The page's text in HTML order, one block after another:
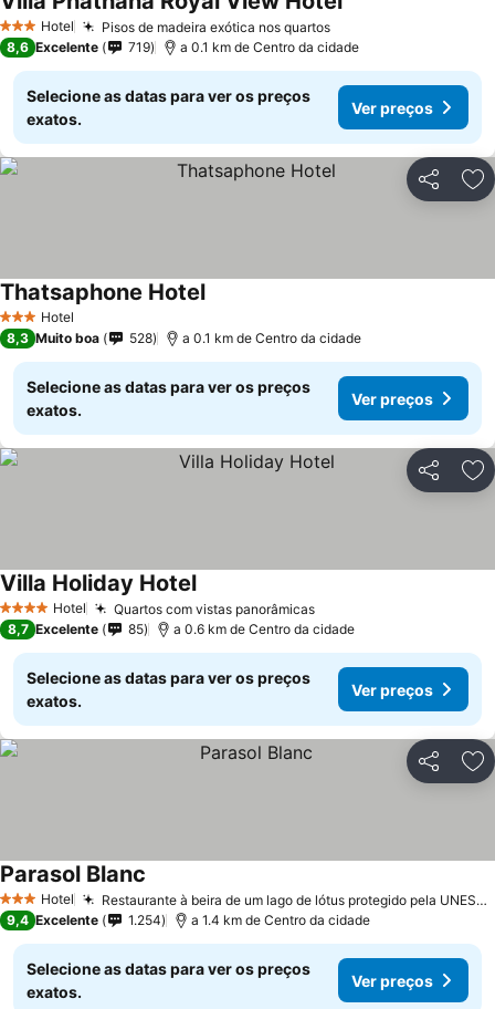
3 EstrelasHotel Pisos de madeira exótica nos quartosVer preços
Ver preços
8,6 Excelente 719 a 0.1 km de Centro da cidade
Selecione as datas para ver os preços
exatos.
Ver preços
Partilhar
3 EstrelasHotel
Thatsaphone HotelVer preços
8,3 Muito boa 528 a 0.1 km de Centro da cidade
Selecione as datas para ver os preços
exatos.
Ver preços
Partilhar
4 EstrelasHotel Quartos com vistas panorâmicasVer preços
Villa Holiday HotelVer preços
8,7 Excelente 85 a 0.6 km de Centro da cidade
Selecione as datas para ver os preços
exatos.
Ver preços
Partilhar
3 EstrelasHotel Restaurante à beira de um lago de lótus protegido pela UNESCO
Parasol Blanc
9,4 Excelente 1.254 a 1.4 km de Centro da cidade
Selecione as datas para ver os preços
exatos.
Ver preços